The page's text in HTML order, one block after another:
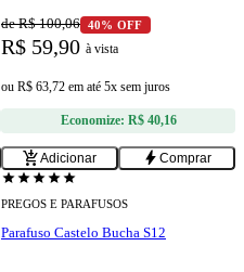
de R$ 100,06 40% OFF
R$ 59,90 à vista
ou R$ 63,72 em até 5x sem juros
Economize: R$ 40,16
add_shopping_cartAdicionar bolt Comprar
starstarstarstarstar
PREGOS E PARAFUSOS
Parafuso Castelo Bucha S12